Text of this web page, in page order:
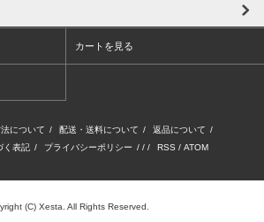
カートを見る
について / 配送・送料について / 返品について /
く表記 / プライバシーポリシー / / / RSS / ATOM
(C) Xesta. All Rights Reserved.